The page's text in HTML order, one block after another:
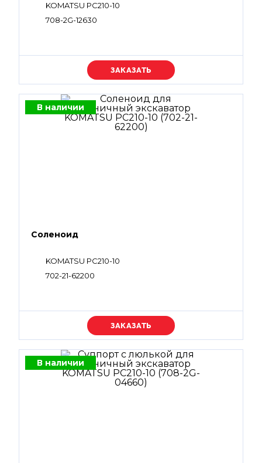
KOMATSU PC210-10
708-2G-12630
Уточняйте цену
В наличии
Соленоид
KOMATSU PC210-10
702-21-62200
Уточняйте цену
В наличии